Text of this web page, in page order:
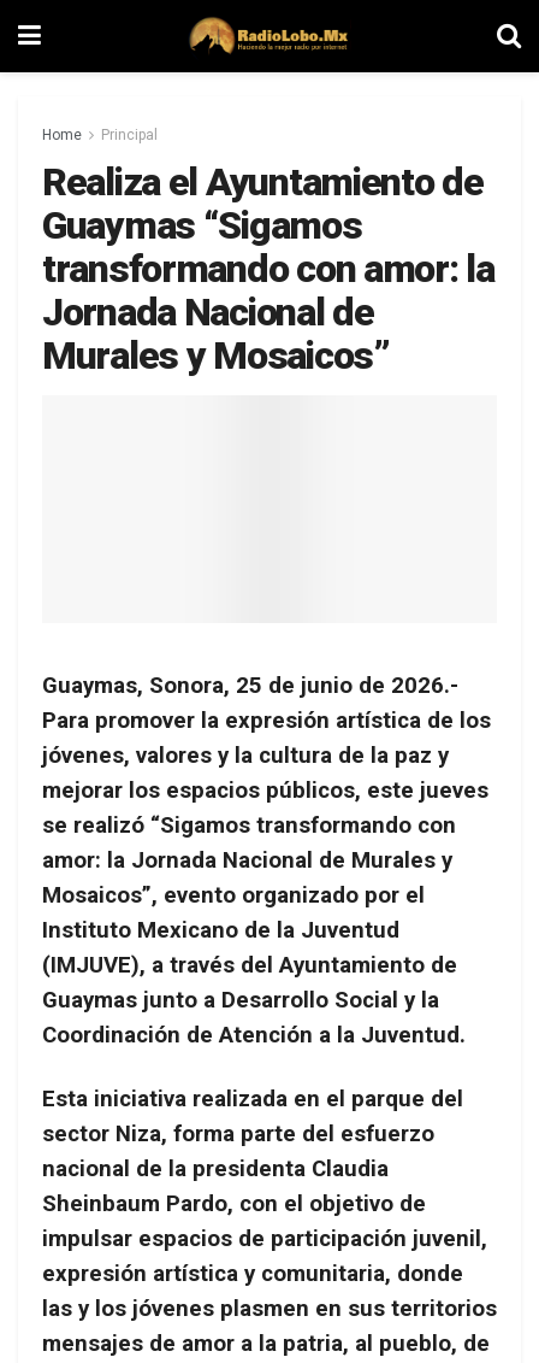
Home Principal
Realiza el Ayuntamiento de
Guaymas “Sigamos
transformando con amor: la
Jornada Nacional de
Murales y Mosaicos”
Guaymas, Sonora, 25 de junio de 2026.-
Para promover la expresión artística de los
jóvenes, valores y la cultura de la paz y
mejorar los espacios públicos, este jueves
se realizó “Sigamos transformando con
amor: la Jornada Nacional de Murales y
Mosaicos”, evento organizado por el
Instituto Mexicano de la Juventud
(IMJUVE), a través del Ayuntamiento de
Guaymas junto a Desarrollo Social y la
Coordinación de Atención a la Juventud.
Esta iniciativa realizada en el parque del
sector Niza, forma parte del esfuerzo
nacional de la presidenta Claudia
Sheinbaum Pardo, con el objetivo de
impulsar espacios de participación juvenil,
expresión artística y comunitaria, donde
las y los jóvenes plasmen en sus territorios
mensajes de amor a la patria, al pueblo, de